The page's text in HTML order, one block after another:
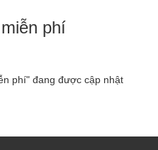
phí
phí" đang được cập nhật